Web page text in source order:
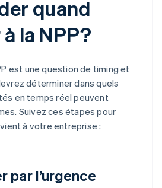
quand
la NPP?
est une question de timing et
déterminer dans quels
en temps réel peuvent
Suivez ces étapes pour
à votre entreprise :
par l’urgence